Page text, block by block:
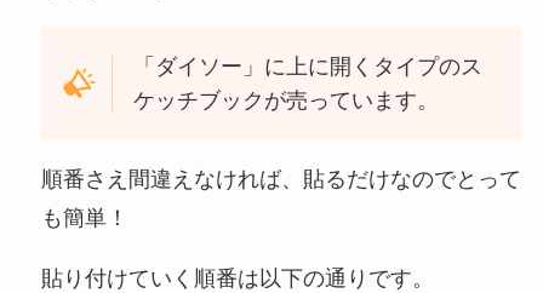
「ダイソー」に上に開くタイプのス
ケッチブックが売っています。
順番さえ間違えなければ、貼るだけなのでとって
も簡単！
貼り付けていく順番は以下の通りです。